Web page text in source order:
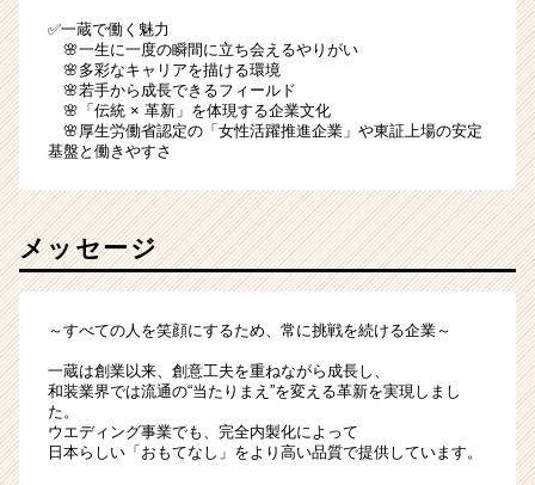
✅一蔵で働く魅力
🌸一生に一度の瞬間に立ち会えるやりがい
🌸多彩なキャリアを描ける環境
🌸若手から成長できるフィールド
🌸「伝統 × 革新」を体現する企業文化
🌸厚生労働省認定の「女性活躍推進企業」や東証上場の安定
基盤と働きやすさ
メッセージ
～すべての人を笑顔にするため、常に挑戦を続ける企業～
一蔵は創業以来、創意工夫を重ねながら成長し、
和装業界では流通の“当たりまえ”を変える革新を実現しまし
た。
ウエディング事業でも、完全内製化によって
日本らしい「おもてなし」をより高い品質で提供しています。